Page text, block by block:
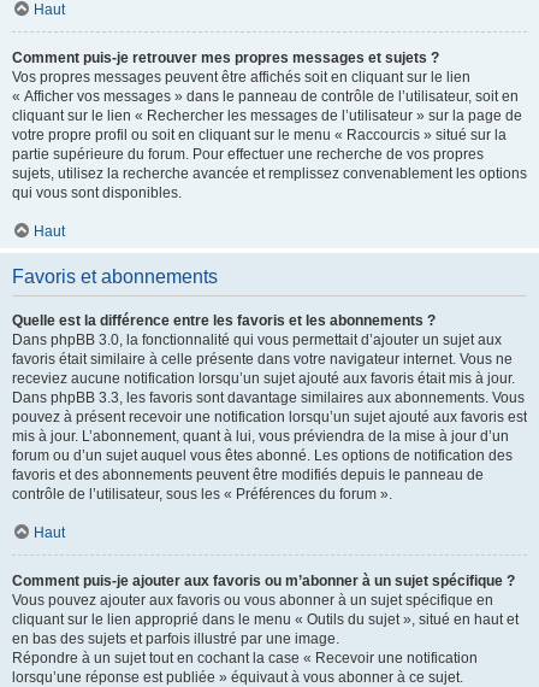
Haut
Comment puis-je retrouver mes propres messages et sujets ?
Vos propres messages peuvent être affichés soit en cliquant sur le lien
« Afficher vos messages » dans le panneau de contrôle de l’utilisateur, soit en
cliquant sur le lien « Rechercher les messages de l’utilisateur » sur la page de
votre propre profil ou soit en cliquant sur le menu « Raccourcis » situé sur la
partie supérieure du forum. Pour effectuer une recherche de vos propres
sujets, utilisez la recherche avancée et remplissez convenablement les options
qui vous sont disponibles.
Haut
Favoris et abonnements
Quelle est la différence entre les favoris et les abonnements ?
Dans phpBB 3.0, la fonctionnalité qui vous permettait d’ajouter un sujet aux
favoris était similaire à celle présente dans votre navigateur internet. Vous ne
receviez aucune notification lorsqu’un sujet ajouté aux favoris était mis à jour.
Dans phpBB 3.3, les favoris sont davantage similaires aux abonnements. Vous
pouvez à présent recevoir une notification lorsqu’un sujet ajouté aux favoris est
mis à jour. L’abonnement, quant à lui, vous préviendra de la mise à jour d’un
forum ou d’un sujet auquel vous êtes abonné. Les options de notification des
favoris et des abonnements peuvent être modifiés depuis le panneau de
contrôle de l’utilisateur, sous les « Préférences du forum ».
Haut
Comment puis-je ajouter aux favoris ou m’abonner à un sujet spécifique ?
Vous pouvez ajouter aux favoris ou vous abonner à un sujet spécifique en
cliquant sur le lien approprié dans le menu « Outils du sujet », situé en haut et
en bas des sujets et parfois illustré par une image.
Répondre à un sujet tout en cochant la case « Recevoir une notification
lorsqu’une réponse est publiée » équivaut à vous abonner à ce sujet.